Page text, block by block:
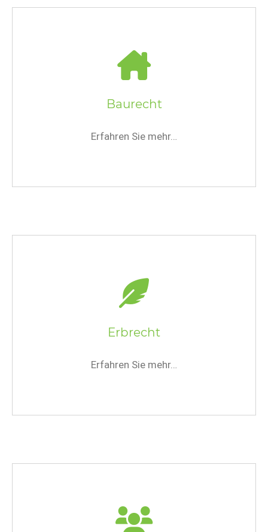
Baurecht
Erfahren Sie mehr…
Erbrecht
Erfahren Sie mehr…